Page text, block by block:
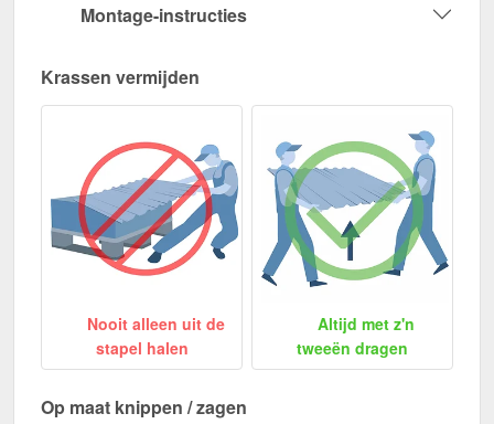
Montage-instructies
Krassen vermijden
Nooit alleen uit de
stapel halen
Altijd met z'n
tweeën dragen
Op maat knippen / zagen